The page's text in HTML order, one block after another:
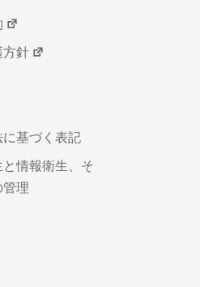
方針
基づく表記
情報衛生、そ
管理